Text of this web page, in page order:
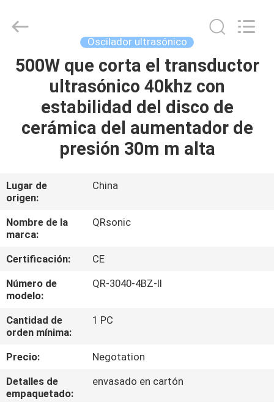
HOGAR
PRODUCTOS
ACERCA
NOSOTROS
VISITA
A
LA
FÁBRICA
CONTROL
CALIDAD
Automation
Equipment
Reserved.
Oscilador ultrasónico
500W que corta el transductor
ultrasónico 40khz con
estabilidad del disco de
cerámica del aumentador de
presión 30m m alta
Lugar de
origen:
China
Nombre de la
marca:
QRsonic
Certificación:
CE
Número de
modelo:
QR-3040-4BZ-II
Cantidad de
orden mínima:
1 PC
Precio:
Negotation
Detalles de
empaquetado:
envasado en cartón